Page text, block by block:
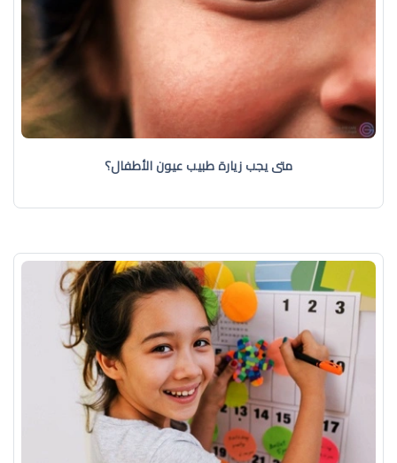
متى يجب زيارة طبيب عيون الأطفال؟